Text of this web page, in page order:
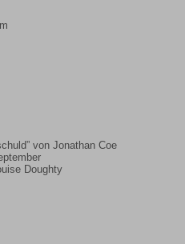
von Jonathan Coe
Doughty